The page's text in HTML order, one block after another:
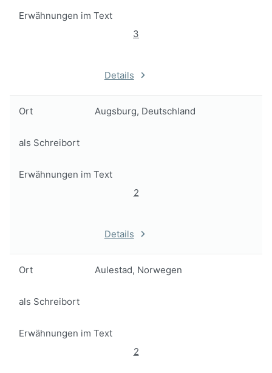
Erwähnungen im Text
3
Details
Ort Augsburg, Deutschland
als Schreibort
Erwähnungen im Text
2
Details
Ort Aulestad, Norwegen
als Schreibort
Erwähnungen im Text
2